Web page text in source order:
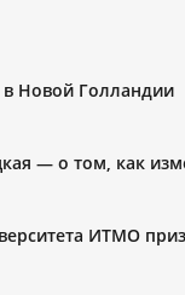
Новой Голландии
— о том, как
ИТМО